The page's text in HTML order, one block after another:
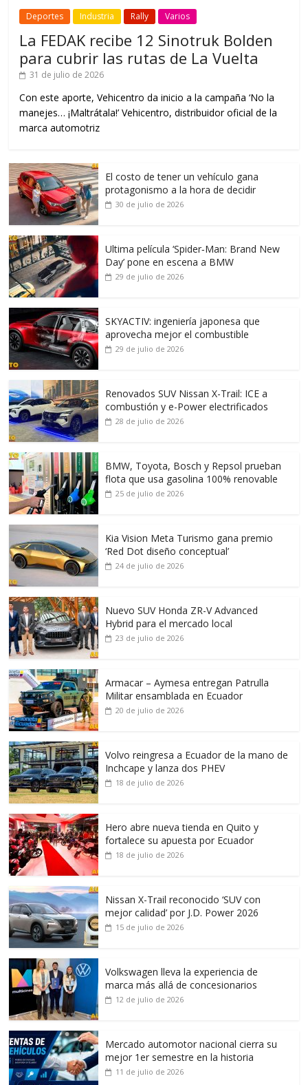
Deportes Industria Rally Varios
La FEDAK recibe 12 Sinotruk Bolden
para cubrir las rutas de La Vuelta
31 de julio de 2026
Con este aporte, Vehicentro da inicio a la campaña ‘No la
manejes… ¡Maltrátala!’ Vehicentro, distribuidor oficial de la
marca automotriz
El costo de tener un vehículo gana
protagonismo a la hora de decidir
30 de julio de 2026
Ultima película ‘Spider‑Man: Brand New
Day’ pone en escena a BMW
29 de julio de 2026
SKYACTIV: ingeniería japonesa que
aprovecha mejor el combustible
29 de julio de 2026
Renovados SUV Nissan X-Trail: ICE a
combustión y e-Power electrificados
28 de julio de 2026
BMW, Toyota, Bosch y Repsol prueban
flota que usa gasolina 100% renovable
25 de julio de 2026
Kia Vision Meta Turismo gana premio
‘Red Dot diseño conceptual’
24 de julio de 2026
Nuevo SUV Honda ZR-V Advanced
Hybrid para el mercado local
23 de julio de 2026
Armacar – Aymesa entregan Patrulla
Militar ensamblada en Ecuador
20 de julio de 2026
Volvo reingresa a Ecuador de la mano de
Inchcape y lanza dos PHEV
18 de julio de 2026
Hero abre nueva tienda en Quito y
fortalece su apuesta por Ecuador
18 de julio de 2026
Nissan X-Trail reconocido ‘SUV con
mejor calidad’ por J.D. Power 2026
15 de julio de 2026
Volkswagen lleva la experiencia de
marca más allá de concesionarios
12 de julio de 2026
Mercado automotor nacional cierra su
mejor 1er semestre en la historia
11 de julio de 2026